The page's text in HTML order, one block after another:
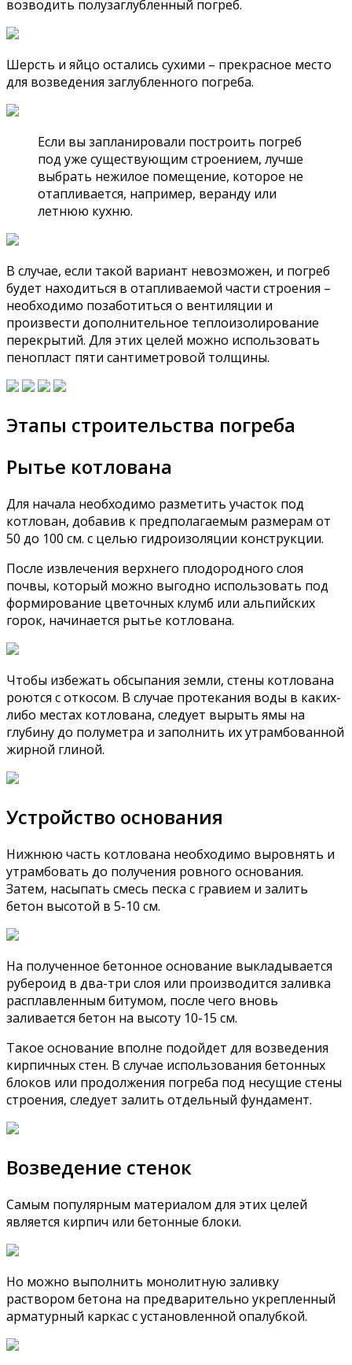
возводить полузаглубленный погреб.
Шерсть и яйцо остались сухими – прекрасное место
для возведения заглубленного погреба.
Если вы запланировали построить погреб
под уже существующим строением, лучше
выбрать нежилое помещение, которое не
отапливается, например, веранду или
летнюю кухню.
В случае, если такой вариант невозможен, и погреб
будет находиться в отапливаемой части строения –
необходимо позаботиться о вентиляции и
произвести дополнительное теплоизолирование
перекрытий. Для этих целей можно использовать
пенопласт пяти сантиметровой толщины.
Этапы строительства погреба
Рытье котлована
Для начала необходимо разметить участок под
котлован, добавив к предполагаемым размерам от
50 до 100 см. с целью гидроизоляции конструкции.
После извлечения верхнего плодородного слоя
почвы, который можно выгодно использовать под
формирование цветочных клумб или альпийских
горок, начинается рытье котлована.
Чтобы избежать обсыпания земли, стены котлована
роются с откосом. В случае протекания воды в каких-
либо местах котлована, следует вырыть ямы на
глубину до полуметра и заполнить их утрамбованной
жирной глиной.
Устройство основания
Нижнюю часть котлована необходимо выровнять и
утрамбовать до получения ровного основания.
Затем, насыпать смесь песка с гравием и залить
бетон высотой в 5-10 см.
На полученное бетонное основание выкладывается
рубероид в два-три слоя или производится заливка
расплавленным битумом, после чего вновь
заливается бетон на высоту 10-15 см.
Такое основание вполне подойдет для возведения
кирпичных стен. В случае использования бетонных
блоков или продолжения погреба под несущие стены
строения, следует залить отдельный фундамент.
Возведение стенок
Самым популярным материалом для этих целей
является кирпич или бетонные блоки.
Но можно выполнить монолитную заливку
раствором бетона на предварительно укрепленный
арматурный каркас с установленной опалубкой.